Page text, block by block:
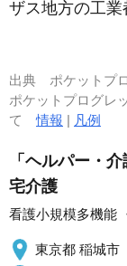
ザス地方の工業
出典 ポケットプ
ポケットプログレ
て情報 | 凡例
「ヘルパー・
宅介護
看護小規模多機能
東京都 稲城市